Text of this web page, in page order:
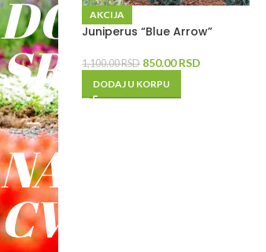
DO
SREĆE
-
NAŠE
CVEĆE
AKCIJA
Juniperus “Blue Arrow”
1,100.00RSD 850.00RSD
DODAJ U KORPU